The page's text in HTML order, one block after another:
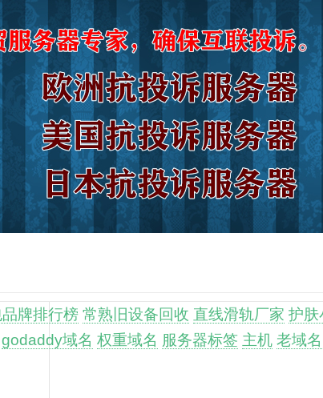
牌排行榜 常熟旧设备回收 直线滑轨厂家 护肤
godaddy域名 权重域名 服务器标签 主机 老域名